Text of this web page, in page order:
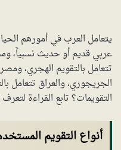
يتعامل العرب في أمورهم
عربي قديم أو حديث نسبياً،
تتعامل بالتقويم الهجري،
الجريجوري، والعراق تتعامل
التقويمات؟ تابع القراءة
أنواع التقويم